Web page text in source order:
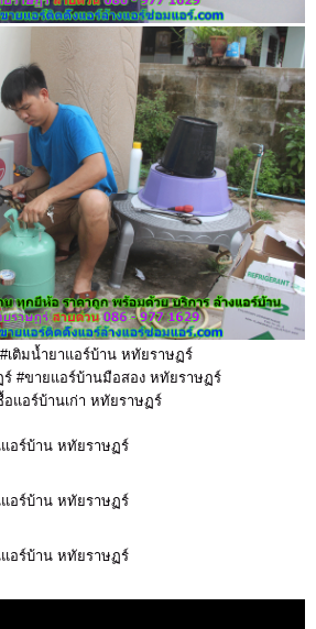
เติมน้ำยาแอร์บ้าน หทัยราษฏร์
#ขายแอร์บ้านมือสอง หทัยราษฏร์
แอร์บ้านเก่า หทัยราษฏร์
อร์บ้าน หทัยราษฏร์
อร์บ้าน หทัยราษฏร์
อร์บ้าน หทัยราษฏร์